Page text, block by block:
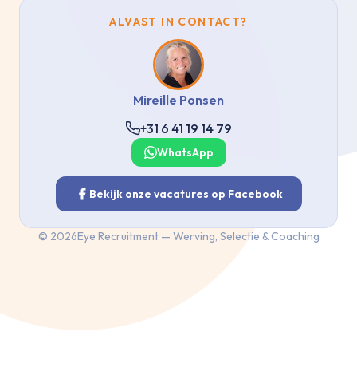
ALVAST IN CONTACT?
Mireille Ponsen
+31 6 41 19 14 79
WhatsApp
Bekijk onze vacatures op Facebook
© 2026Eye Recruitment — Werving, Selectie & Coaching